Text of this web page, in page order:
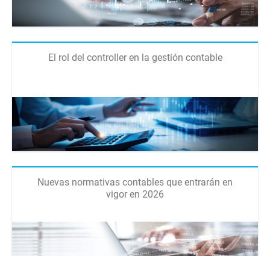
El rol del controller en la gestión contable
Nuevas normativas contables que entrarán en
vigor en 2026